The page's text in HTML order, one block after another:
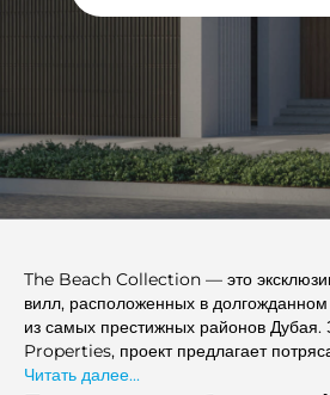
The Beach Collection — это
вилл, расположенных в
из самых престижных районов
Properties, проект предлагает
спальнями на берегу моря, с прямым
Читать далее...